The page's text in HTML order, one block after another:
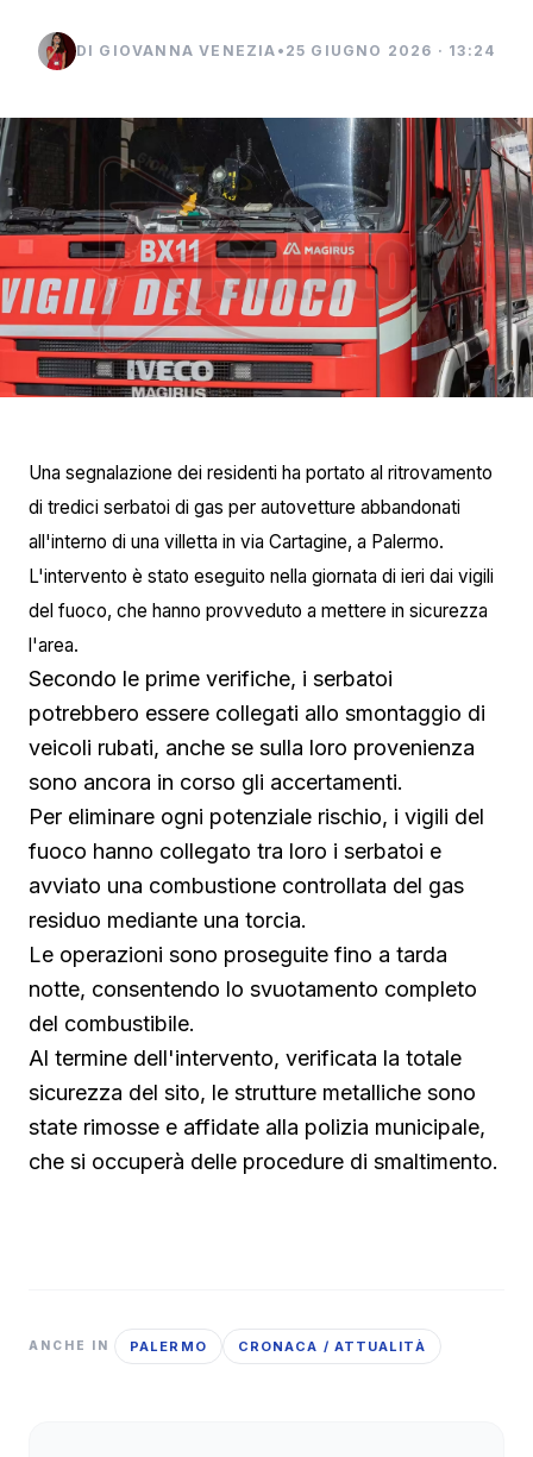
DI GIOVANNA VENEZIA • 25 GIUGNO 2026 · 13:24
Una segnalazione dei residenti ha portato al ritrovamento
di tredici serbatoi di gas per autovetture abbandonati
all'interno di una villetta in via Cartagine, a Palermo.
L'intervento è stato eseguito nella giornata di ieri dai vigili
del fuoco, che hanno provveduto a mettere in sicurezza
l'area.
Secondo le prime verifiche, i serbatoi
potrebbero essere collegati allo smontaggio di
veicoli rubati, anche se sulla loro provenienza
sono ancora in corso gli accertamenti.
Per eliminare ogni potenziale rischio, i vigili del
fuoco hanno collegato tra loro i serbatoi e
avviato una combustione controllata del gas
residuo mediante una torcia.
Le operazioni sono proseguite fino a tarda
notte, consentendo lo svuotamento completo
del combustibile.
Al termine dell'intervento, verificata la totale
sicurezza del sito, le strutture metalliche sono
state rimosse e affidate alla polizia municipale,
che si occuperà delle procedure di smaltimento.
ANCHE IN PALERMO CRONACA / ATTUALITÀ